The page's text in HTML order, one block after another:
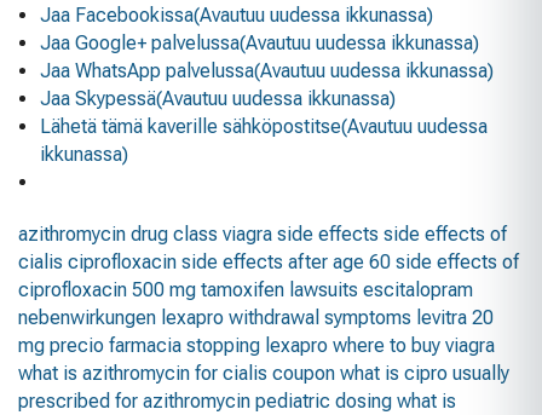
Jaa Facebookissa(Avautuu uudessa ikkunassa)
Jaa Google+ palvelussa(Avautuu uudessa ikkunassa)
Jaa WhatsApp palvelussa(Avautuu uudessa ikkunassa)
Jaa Skypessä(Avautuu uudessa ikkunassa)
Lähetä tämä kaverille sähköpostitse(Avautuu uudessa
ikkunassa)
azithromycin drug class viagra side effects side effects of
cialis ciprofloxacin side effects after age 60 side effects of
ciprofloxacin 500 mg tamoxifen lawsuits escitalopram
nebenwirkungen lexapro withdrawal symptoms levitra 20
mg precio farmacia stopping lexapro where to buy viagra
what is azithromycin for cialis coupon what is cipro usually
prescribed for azithromycin pediatric dosing what is